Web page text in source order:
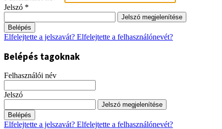
Jelszó *
Jelszó megjelenítése
Belépés
Elfelejtette a jelszavát? Elfelejtette a felhasználónevét?
Belépés tagoknak
Felhasználói név
Jelszó
Jelszó megjelenítése
Belépés
Elfelejtette a jelszavát? Elfelejtette a felhasználónevét?